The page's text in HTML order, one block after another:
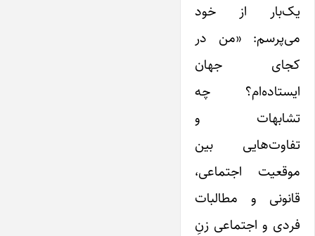
یک‌بار از خود
می‌پرسم: «من در
کجای جهان
ایستاده‌ام؟ چه
تشابهات و
تفاوت‌هایی بین
موقعیت اجتماعی،
قانونی و مطالبات
فردی و اجتماعی زنِ